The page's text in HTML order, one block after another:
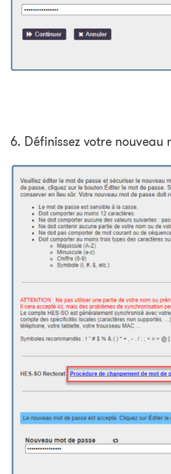
6. Définissez votre nouveau